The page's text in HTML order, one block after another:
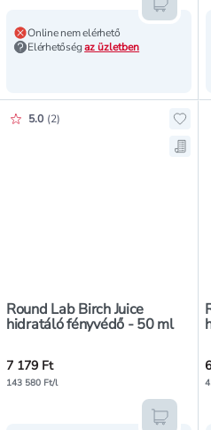
Online nem elérhető
Elérhetőségaz üzletben
Kosárba
Round Lab Birch Juice
hidratáló fényvédő - 50 ml
Értékelés pontszáma:
5.0 (2)
7 179 Ft
143 580 Ft/l
Kosárba